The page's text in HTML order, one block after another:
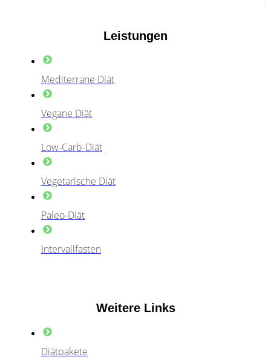
Leistungen
Mediterrane Diät
Vegane Diät
Low-Carb-Diät
Vegetarische Diät
Paleo-Diät
Intervallfasten
Weitere Links
Diätpakete